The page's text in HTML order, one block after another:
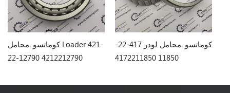
كوماتسو .محامل Loader 421-
22-12790 4212212790
كوماتسو .محامل لودر 417-22-
11850 4172211850